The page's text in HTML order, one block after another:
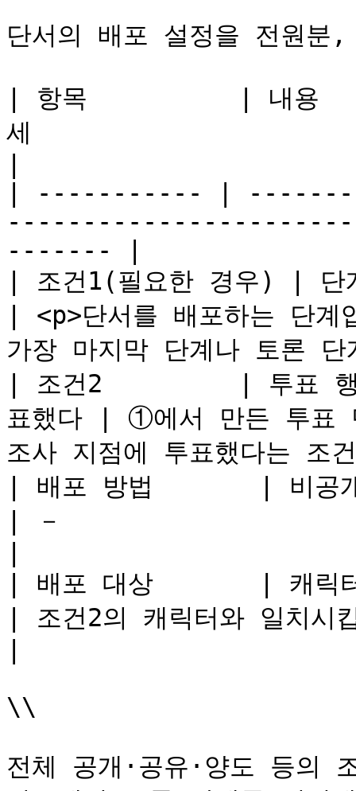
단서의 배포 설정을 전원분
| 항목          | 내
세
| ----------- |
------- |
| 조건1(필요한 경우) | 단
| <p>단서를 배포하는 단
가장 마지막 단계나 토론
| 조건2         | 투표 행
표했다 | ①에서 만든 투표
조사 지점에 투표했다는
| 배포 방법       | 비공개
| －
| 배포 대상       | 캐릭
| 조건2의 캐릭터와 일치시
\\
전체 공개·공유·양도 등의